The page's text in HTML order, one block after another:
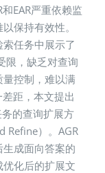
EAR严重依赖监
保持有效性。
任务中展示了
限，缺乏对查询
控制，难以满
距，本文提出
的查询扩展方
Refine）。AGR
成面向答案的
化后的扩展文